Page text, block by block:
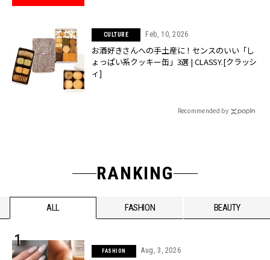
CULTURE Feb, 10, 2026
お酒好きさんへの手土産に！センスのいい「し
ょっぱい系クッキー缶」3選 | CLASSY.[クラッシ
ィ]
Recommended by
RANKING
ALL FASHION BEAUTY
FASHION Aug, 3, 2026